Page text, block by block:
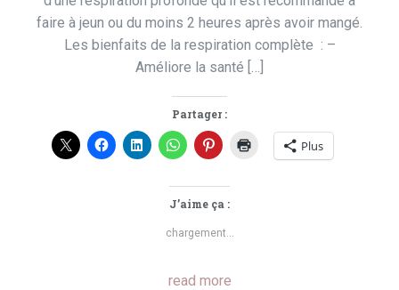
faire à jeun ou du moins 2 heures après avoir mangé.
Les bienfaits de la respiration complète : –
Améliore la santé […]
Partager :
Plus
J’aime ça :
chargement…
read more